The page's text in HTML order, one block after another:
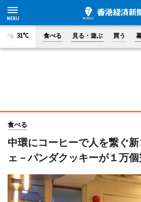
31°C 食べる 見る・遊ぶ 買う
食べる
中環にコーヒーで人を繋ぐ
ェ－パンダクッキーが１万